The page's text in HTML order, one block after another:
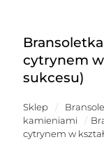
cytrynem w
sukcesu)
Sklep /
kamieniami
/
cytrynem w